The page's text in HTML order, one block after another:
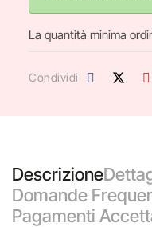
La quantità minima
Condividi
Descrizione
Domande
Pagamenti